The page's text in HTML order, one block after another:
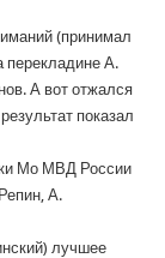
(принимал
перекладине А.
А вот отжался
показал
Мо МВД России
А.
лучшее